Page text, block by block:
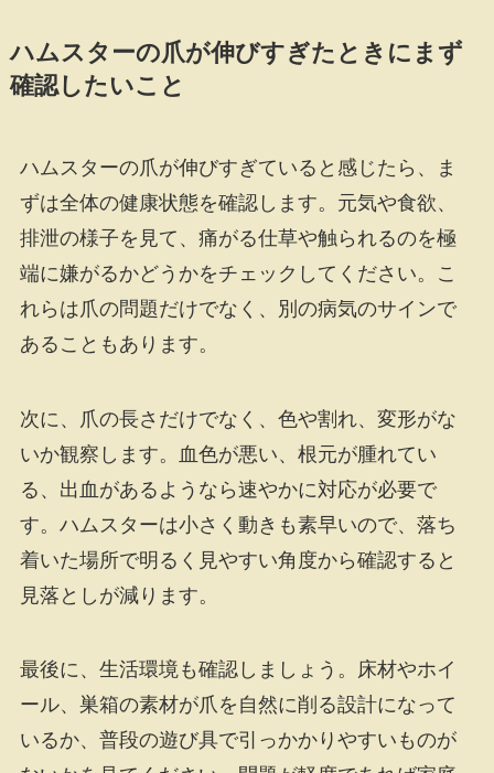
ハムスターの爪が伸びすぎたときにまず
確認したいこと
ハムスターの爪が伸びすぎていると感じたら、ま
ずは全体の健康状態を確認します。元気や食欲、
排泄の様子を見て、痛がる仕草や触られるのを極
端に嫌がるかどうかをチェックしてください。こ
れらは爪の問題だけでなく、別の病気のサインで
あることもあります。
次に、爪の長さだけでなく、色や割れ、変形がな
いか観察します。血色が悪い、根元が腫れてい
る、出血があるようなら速やかに対応が必要で
す。ハムスターは小さく動きも素早いので、落ち
着いた場所で明るく見やすい角度から確認すると
見落としが減ります。
最後に、生活環境も確認しましょう。床材やホイ
ール、巣箱の素材が爪を自然に削る設計になって
いるか、普段の遊び具で引っかかりやすいものが